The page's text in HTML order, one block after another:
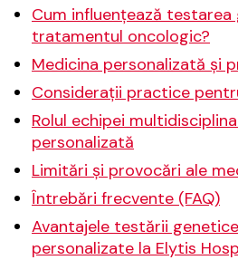
Cum influențează testarea
tratamentul oncologic?
Medicina personalizată și
Considerații practice
Rolul echipei
personalizată
Limitări și provocări ale
Întrebări frecvente (FAQ)
Avantajele testării
personalizate la Elytis